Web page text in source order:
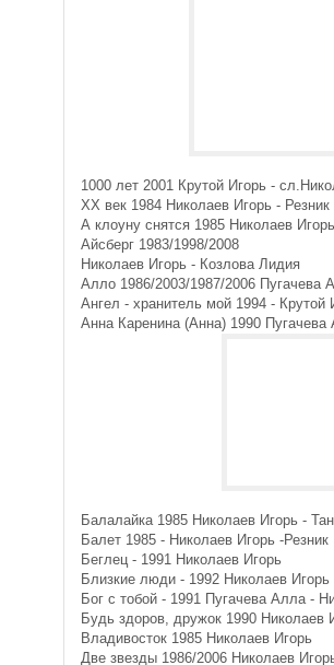
1000 лет 2001 Крутой Игорь -
XX век 1984 Николаев Игорь -
А клоуну снятся 1985 Николаев
Айсберг 1983/1998/2008
Николаев Игорь - Козлова Лидия
Алло 1986/2003/1987/2006 Пугачева
Ангел - хранитель мой 1994 - Крутой
Анна Каренина (Анна) 1990
Балалайка 1985 Николаев Игорь -
Балет 1985 - Николаев Игорь -
Беглец - 1991 Николаев Игорь
Близкие люди - 1992 Николаев Игорь
Бог с тобой - 1991 Пугачева Алла -
Будь здоров, дружок 1990 Николаев
Владивосток 1985 Николаев Игорь
Две звезды 1986/2006 Николаев